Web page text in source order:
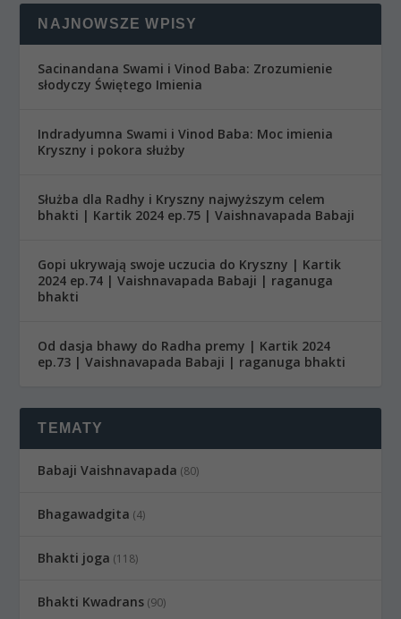
NAJNOWSZE WPISY
Sacinandana Swami i Vinod Baba: Zrozumienie
słodyczy Świętego Imienia
Indradyumna Swami i Vinod Baba: Moc imienia
Kryszny i pokora służby
Służba dla Radhy i Kryszny najwyższym celem
bhakti | Kartik 2024 ep.75 | Vaishnavapada Babaji
Gopi ukrywają swoje uczucia do Kryszny | Kartik
2024 ep.74 | Vaishnavapada Babaji | raganuga
bhakti
Od dasja bhawy do Radha premy | Kartik 2024
ep.73 | Vaishnavapada Babaji | raganuga bhakti
TEMATY
Babaji Vaishnavapada (80)
Bhagawadgita (4)
Bhakti joga (118)
Bhakti Kwadrans (90)